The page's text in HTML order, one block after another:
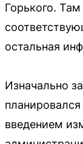
Горького.
остальная
Изначально
введением